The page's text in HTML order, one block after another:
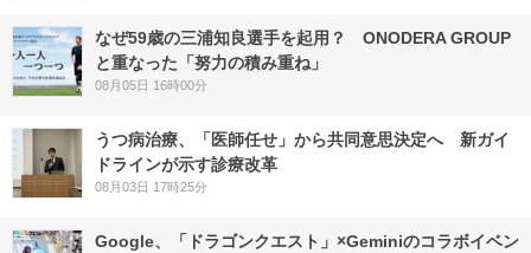
なぜ59歳の三浦知良選手を起用？ ONODERA GROUP
と重なった「努力の積み重ね」
08月05日 16時00分
うつ病治療、「医師任せ」から共同意思決定へ 新ガイ
ドラインが示す診療改革
08月03日 17時25分
Google、「ドラゴンクエスト」×Geminiのコラボイベン